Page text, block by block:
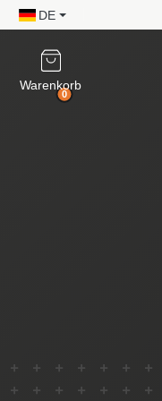
DE
0
Warenkorb